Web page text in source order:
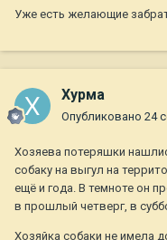
Уже есть желающие
Хурма
Опубликовано 24
Хозяева потеряшки
собаку на выгул на
ещё и года. В темноте он
в прошлый четверг, в
Хозяйка собаки не имела